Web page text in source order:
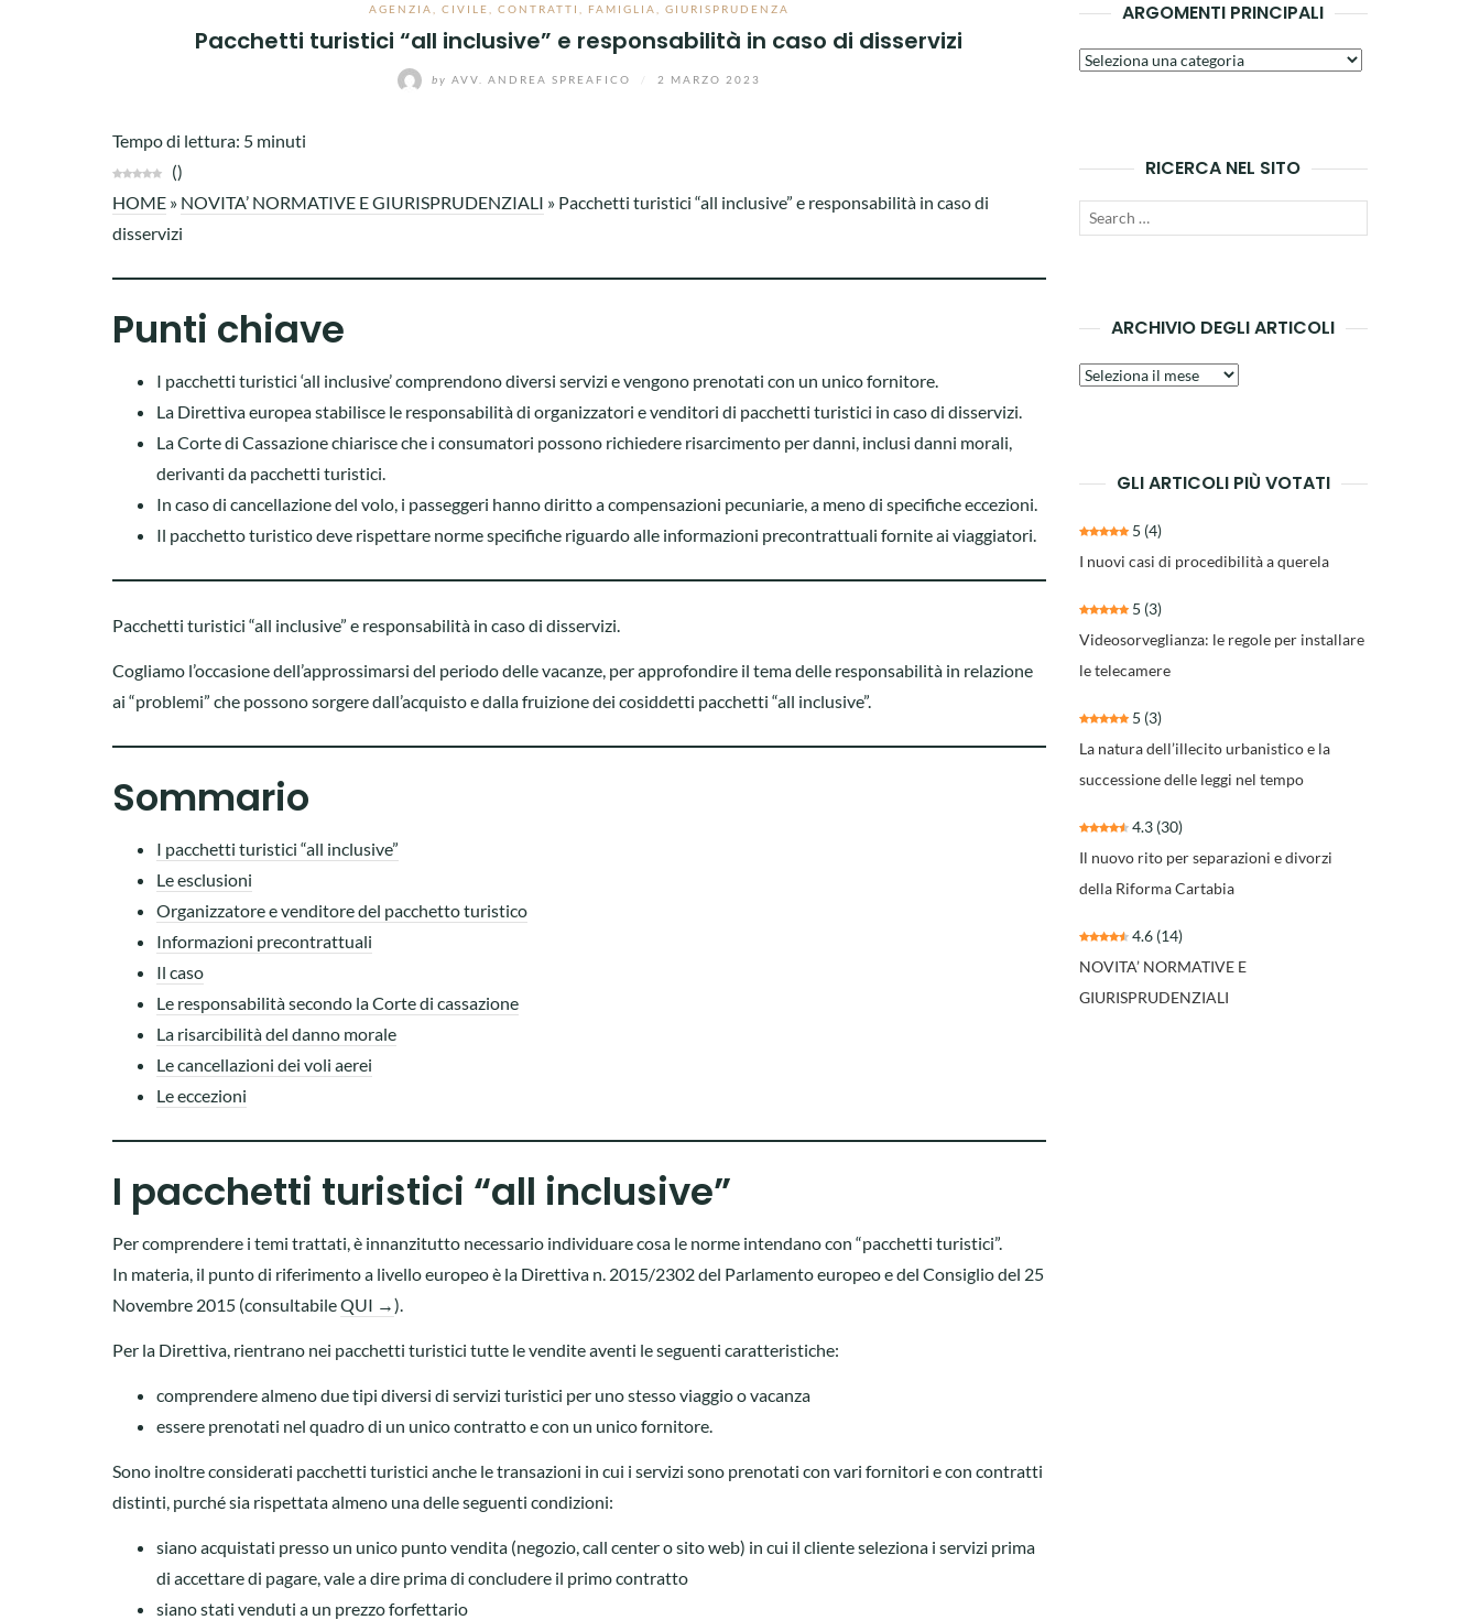
AGENZIA CIVILE CONTRATTI FAMIGLIA GIURISPRUDENZA
Pacchetti turistici “all inclusive” e responsabilità in caso di disservizi
by AVV. ANDREA SPREAFICO 2 MARZO 2023
Tempo di lettura: 5 minuti
()
HOME » NOVITA’ NORMATIVE E GIURISPRUDENZIALI » Pacchetti turistici “all inclusive” e responsabilità in caso di
disservizi
Punti chiave
I pacchetti turistici ‘all inclusive’ comprendono diversi servizi e vengono prenotati con un unico fornitore.
La Direttiva europea stabilisce le responsabilità di organizzatori e venditori di pacchetti turistici in caso di disservizi.
La Corte di Cassazione chiarisce che i consumatori possono richiedere risarcimento per danni, inclusi danni morali,
derivanti da pacchetti turistici.
In caso di cancellazione del volo, i passeggeri hanno diritto a compensazioni pecuniarie, a meno di specifiche eccezioni.
Il pacchetto turistico deve rispettare norme specifiche riguardo alle informazioni precontrattuali fornite ai viaggiatori.
Pacchetti turistici “all inclusive” e responsabilità in caso di disservizi.
Cogliamo l’occasione dell’approssimarsi del periodo delle vacanze, per approfondire il tema delle responsabilità in relazione
ai “problemi” che possono sorgere dall’acquisto e dalla fruizione dei cosiddetti pacchetti “all inclusive”.
Sommario
I pacchetti turistici “all inclusive”
Le esclusioni
Organizzatore e venditore del pacchetto turistico
Informazioni precontrattuali
Il caso
Le responsabilità secondo la Corte di cassazione
La risarcibilità del danno morale
Le cancellazioni dei voli aerei
Le eccezioni
I pacchetti turistici “all inclusive”
Per comprendere i temi trattati, è innanzitutto necessario individuare cosa le norme intendano con “pacchetti turistici”.
In materia, il punto di riferimento a livello europeo è la Direttiva n. 2015/2302 del Parlamento europeo e del Consiglio del 25
Novembre 2015 (consultabileQUI →).
Per la Direttiva, rientrano nei pacchetti turistici tutte le vendite aventi le seguenti caratteristiche:
comprendere almeno due tipi diversi di servizi turistici per uno stesso viaggio o vacanza
essere prenotati nel quadro di un unico contratto e con un unico fornitore.
Sono inoltre considerati pacchetti turistici anche le transazioni in cui i servizi sono prenotati con vari fornitori e con contratti
distinti, purché sia rispettata almeno una delle seguenti condizioni:
siano acquistati presso un unico punto vendita (negozio, call center o sito web) in cui il cliente seleziona i servizi prima
di accettare di pagare, vale a dire prima di concludere il primo contratto
siano stati venduti a un prezzo forfettario
ARGOMENTI PRINCIPALI
Argomenti
RICERCA NEL SITO
Search
ARCHIVIO DEGLI ARTICOLI
Archivio
GLI ARTICOLI PIÙ VOTATI
5 (4)
I nuovi casi di procedibilità a querela
5 (3)
Videosorveglianza: le regole per installare
le telecamere
5 (3)
La natura dell’illecito urbanistico e la
successione delle leggi nel tempo
4.3 (30)
Il nuovo rito per separazioni e divorzi
della Riforma Cartabia
4.6 (14)
NOVITA’ NORMATIVE E
GIURISPRUDENZIALI